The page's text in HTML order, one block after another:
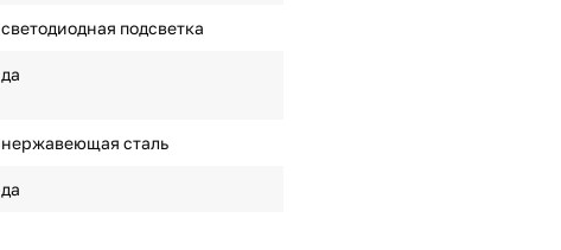
светодиодная подсветка
да
нержавеющая сталь
да